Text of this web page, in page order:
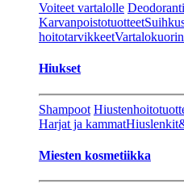
Voiteet vartalolle
Karvanpoistotuotteet
hoitotarvikkeet
Hiukset
Shampoot
Harjat ja kammat
Miesten kosmetiikka